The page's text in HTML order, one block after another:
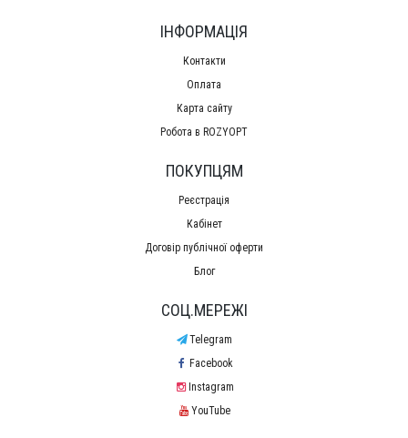
ІНФОРМАЦІЯ
Контакти
Оплата
Карта сайту
Робота в ROZYOPT
ПОКУПЦЯМ
Реєстрація
Кабінет
Договір публічної оферти
Блог
СОЦ.МЕРЕЖІ
Telegram
Facebook
Instagram
YouTube